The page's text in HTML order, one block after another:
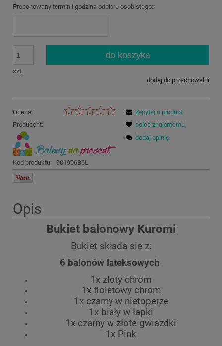
Proponowany termin i godzina odbioru osobistego::
szt.
do koszyka
dodaj do przechowalni
Ocena:
Producent:
Kod produktu: 901906B6L
zapytaj o produkt
poleć znajomemu
dodaj opinię
Opis
Bukiet balonowy Kuromi
Bukiet składa się z:
6 balonów lateksowych
1x złoty chrom
1x fioletowy chrom
1x czarny w nietoperze
1x biały w łapki
1x czarny w złote gwiazdki
1x Pink